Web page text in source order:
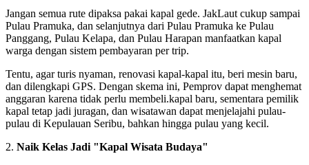
Jangan semua rute dipaksa pakai kapal gede. JakLaut cukup sampai
Pulau Pramuka, dan selanjutnya dari Pulau Pramuka ke Pulau
Panggang, Pulau Kelapa, dan Pulau Harapan manfaatkan kapal
warga dengan sistem pembayaran per trip.
Tentu, agar turis nyaman, renovasi kapal-kapal itu, beri mesin baru,
dan dilengkapi GPS. Dengan skema ini, Pemprov dapat menghemat
anggaran karena tidak perlu membeli.kapal baru, sementara pemilik
kapal tetap jadi juragan, dan wisatawan dapat menjelajahi pulau-
pulau di Kepulauan Seribu, bahkan hingga pulau yang kecil.
2. Naik Kelas Jadi "Kapal Wisata Budaya"